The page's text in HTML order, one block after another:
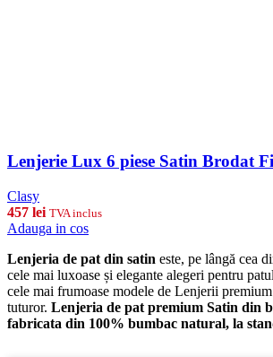
Lenjerie Lux 6 piese Satin Brodat
Clasy
457 lei TVA inclus
Adauga in cos
Lenjeria de pat din satin este, pe lângă cea
cele mai luxoase și elegante alegeri pentru
cele mai frumoase modele de Lenjerii
tuturor. Lenjeria de pat premium Satin din
fabricata din 100% bumbac natural, la